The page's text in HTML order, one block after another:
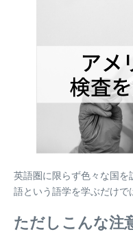
英語圏に限らず色々な国
語という語学を学ぶだけで
ただしこんな注